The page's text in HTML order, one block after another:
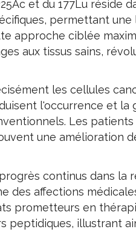
et du 177Lu réside
permettant une
approche ciblée
aux tissus sains,
les cellules
l'occurrence et la
Les
une amélioration
continus dans la
des affections
prometteurs en
peptidiques, illustrant